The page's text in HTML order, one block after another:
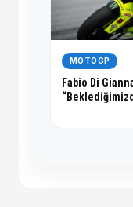
MOTOGP
Fabio Di